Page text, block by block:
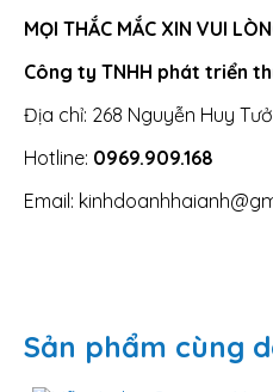
MỌI THẮC MẮC XIN VUI
Công ty TNHH phát triển
Địa chỉ: 268 Nguyễn Huy
Hotline: 0969.909.168
Email:
Sản phẩm cùng